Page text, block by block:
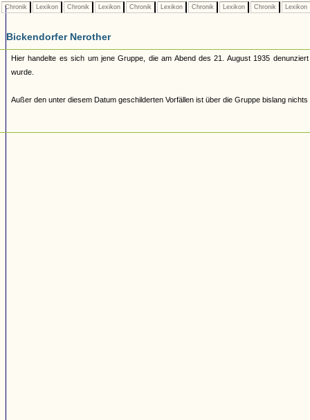
Chronik Lexikon Chronik Lexikon Chronik Lexikon Chronik Lexikon Chronik Lexikon
Bickendorfer Nerother
Hier handelte es sich um jene Gruppe, die am Abend des 21. August 1935
wurde.
Außer den unter diesem Datum geschilderten Vorfällen ist über die Gruppe bislang nichts